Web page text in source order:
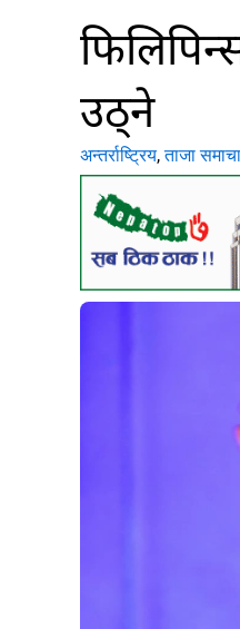
उठ्ने
अन्तर्राष्ट्रिय,ताजा